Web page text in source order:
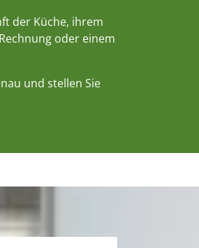
der Küche, ihrem
oder einem
und stellen Sie